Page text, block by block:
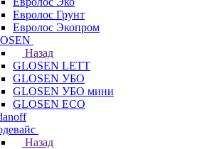
Евролос Грунт
Евролос Экопром
Назад
GLOSEN LETT
GLOSEN УБО
GLOSEN УБО мини
GLOSEN ECO
Назад